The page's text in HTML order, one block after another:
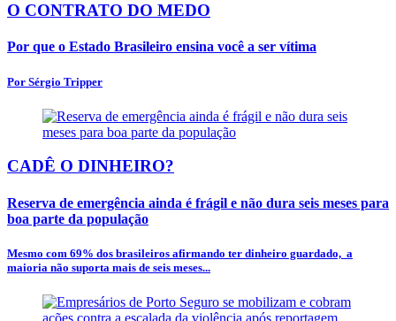
O CONTRATO DO MEDO
Por que o Estado Brasileiro ensina você a ser vítima
Por Sérgio Tripper
CADÊ O DINHEIRO?
Reserva de emergência ainda é frágil e não dura seis meses para
boa parte da população
Mesmo com 69% dos brasileiros afirmando ter dinheiro guardado, a
maioria não suporta mais de seis meses...